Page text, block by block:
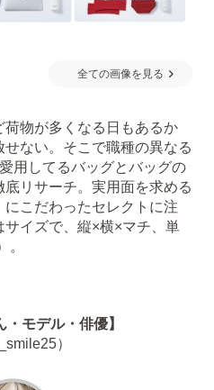
全ての画像を見る
物が多くなる日もあるか
ない。そこで職種の異なる
用してるバッグとバッグの
リサーチ。実用面を求める
こだわったセレクトに注
イズで、縦×横×マチ、単
。
・モデル・俳優】
）